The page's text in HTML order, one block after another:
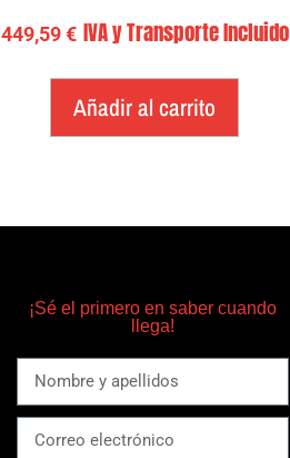
449,59€ IVA y Transporte Incluido
Añadir al carrito
¡Sé el primero en saber cuando
llega!